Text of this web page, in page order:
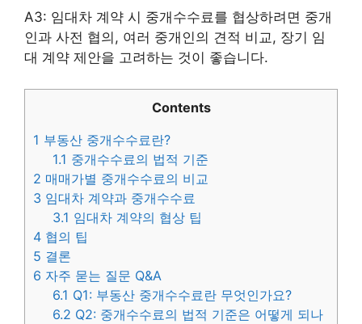
A3: 임대차 계약 시 중개수수료를 협상하려면 중개
인과 사전 협의, 여러 중개인의 견적 비교, 장기 임
대 계약 제안을 고려하는 것이 좋습니다.
Contents
1 부동산 중개수수료란?
1.1 중개수수료의 법적 기준
2 매매가별 중개수수료의 비교
3 임대차 계약과 중개수수료
3.1 임대차 계약의 협상 팁
4 협의 팁
5 결론
6 자주 묻는 질문 Q&A
6.1 Q1: 부동산 중개수수료란 무엇인가요?
6.2 Q2: 중개수수료의 법적 기준은 어떻게 되나